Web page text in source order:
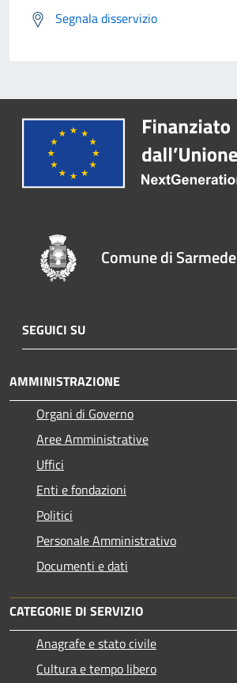
Segnala disservizio
Comune di Sarmede
SEGUICI SU
AMMINISTRAZIONE
Organi di Governo
Aree Amministrative
Uffici
Enti e fondazioni
Politici
Personale Amministrativo
Documenti e dati
CATEGORIE DI SERVIZIO
Anagrafe e stato civile
Cultura e tempo libero